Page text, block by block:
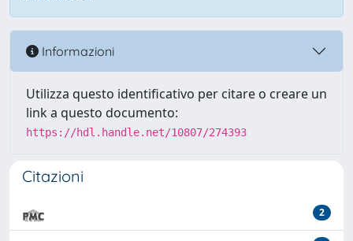
Informazioni
Utilizza questo identificativo per citare o creare un
link a questo documento:
https://hdl.handle.net/10807/274393
Citazioni
2